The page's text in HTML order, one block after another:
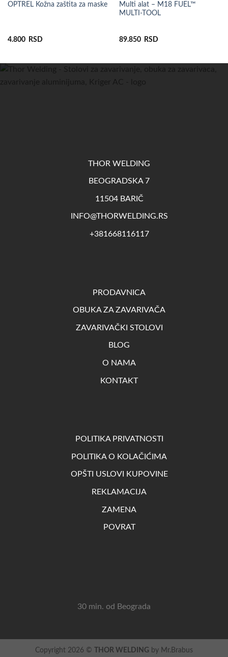
OPTREL Kožna zaštita za maske
4.800 RSD
Multi alat – M18 FUEL™
MULTI-TOOL
89.850 RSD
THOR WELDING
BEOGRADSKA 7
11504 BARIČ
INFO@THORWELDING.RS
+381668116117
PRODAVNICA
OBUKA ZA ZAVARIVAČA
ZAVARIVAČKI STOLOVI
BLOG
O NAMA
KONTAKT
POLITIKA PRIVATNOSTI
POLITIKA O KOLAČIĆIMA
OPŠTI USLOVI KUPOVINE
REKLAMACIJA
ZAMENA
POVRAT
30 min. od Beograda
Copyright 2026 © THOR WELDING by Mr.Brabus